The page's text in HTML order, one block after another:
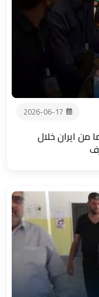
2026-06-17
من ايران خلال